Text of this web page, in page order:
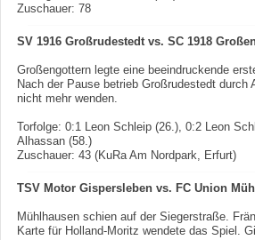
Zuschauer: 78
SV 1916 Großrudestedt vs. SC 1918
Großengottern legte eine beeindruckende
Nach der Pause betrieb Großrudestedt
nicht mehr wenden.
Torfolge: 0:1 Leon Schleip (26.), 0:2 Leon
Alhassan (58.)
Zuschauer: 43 (KuRa Am Nordpark, Erfurt)
TSV Motor Gispersleben vs. FC Union
Mühlhausen schien auf der Siegerstraße.
Karte für Holland-Moritz wendete das Spiel.